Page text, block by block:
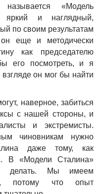
«Модель
и наглядный,
по своим результатам
еще и методически
как председателю
его посмотреть, и я
он мог бы найти
наверное, забиться
с нашей стороны, и
и экстремисты.
чиновникам нужно
даже тому, как
В «Модели Сталина»
делать. Мы имеем
потому что опыт